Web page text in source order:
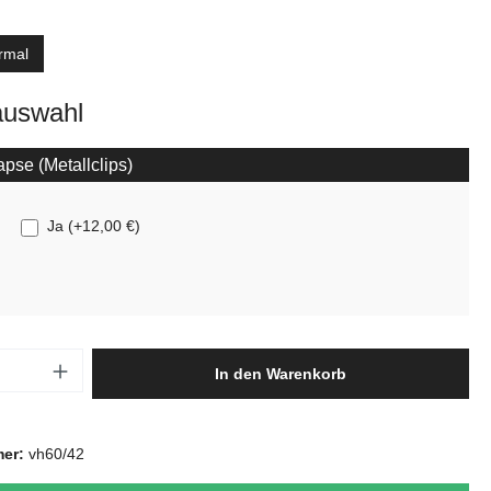
(Metallclips)
Ja (+12,00 €)
Anzahl: Gib den gewünschten Wert ein
In den Warenkorb
vh60/42